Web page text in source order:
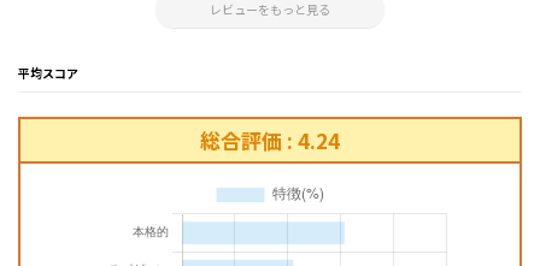
レビューをもっと見る
平均スコア
総合評価 : 4.24